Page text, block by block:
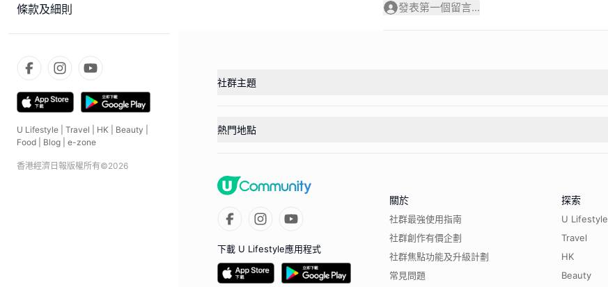
條款及細則
U Lifestyle Travel HK Beauty
Food
Blog e-zone
香港經濟日報版權所有©2026
發表第一個留言...
社群主題
熱門地點
下載 U Lifestyle應用程式
關於
社群最強使用指南
社群創作有價企劃
社群焦點功能及升級計劃
常見問題
探索
U Lifestyle
Travel
HK
Beauty